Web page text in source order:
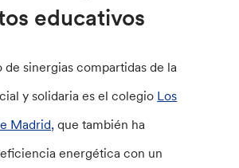
educativos
sinergias compartidas de la
y solidaria es el colegio Los
Madrid, que también ha
energética con un